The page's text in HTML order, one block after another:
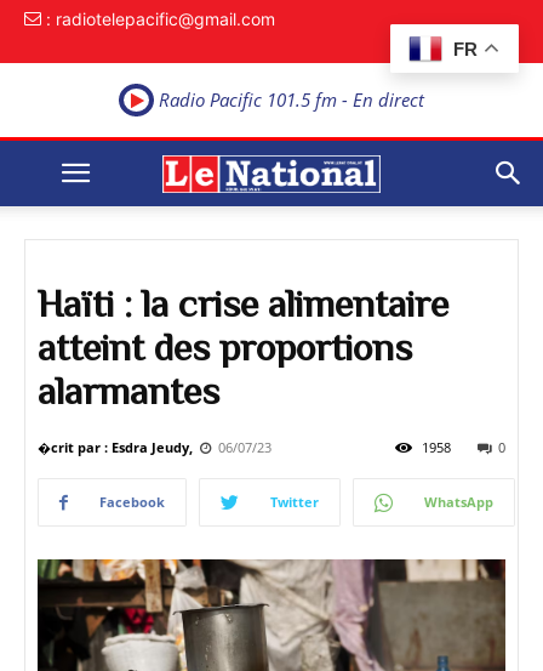
FR
: radiotelepacific@gmail.com
Radio Pacific 101.5 fm - En direct
Haïti : la crise alimentaire
atteint des proportions
alarmantes
�crit par : Esdra Jeudy, 06/07/23 0
1958
Facebook Twitter WhatsApp